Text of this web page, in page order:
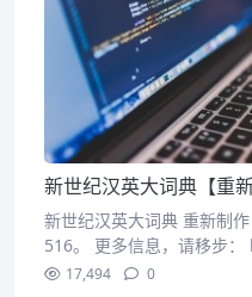
新世纪汉英大词典【重
新世纪汉英大词典 重新制
516。 更多信息，请移步
17,494 0